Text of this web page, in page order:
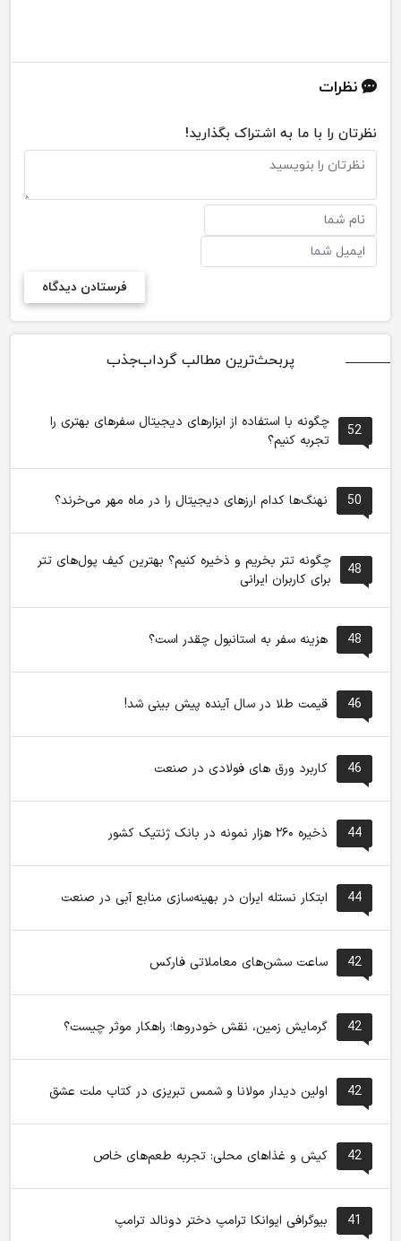
نظرات
نظرتان را با ما به اشتراک بگذارید!
پربحث‌ترین مطالب گرداب‌جذب
52
چگونه با استفاده از ابزارهای دیجیتال سفرهای بهتری را
تجربه کنیم؟
50 نهنگ‌ها کدام ارزهای دیجیتال را در ماه مهر می‌خرند؟
48
چگونه تتر بخریم و ذخیره کنیم؟ بهترین کیف پول‌های تتر
برای کاربران ایرانی
48 هزینه سفر به استانبول چقدر است؟
46 قیمت طلا در سال آینده پیش بینی شد!
46 کاربرد ورق های فولادی در صنعت
44 ذخیره ۲۶۰ هزار نمونه در بانک ژنتیک کشور
44 ابتکار نستله ایران در بهینه‌سازی منابع آبی در صنعت
42 ساعت سشن‌های معاملاتی فارکس
42 گرمایش زمین، نقش خودروها؛ راهکار موثر چیست؟
42 اولین دیدار مولانا و شمس تبریزی در کتاب ملت عشق
42 کیش و غذاهای محلی: تجربه طعم‌های خاص
41 بیوگرافی ایوانکا ترامپ دختر دونالد ترامپ